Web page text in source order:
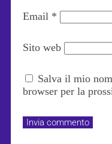
Email *
Sito web
Salva il mio
browser per la